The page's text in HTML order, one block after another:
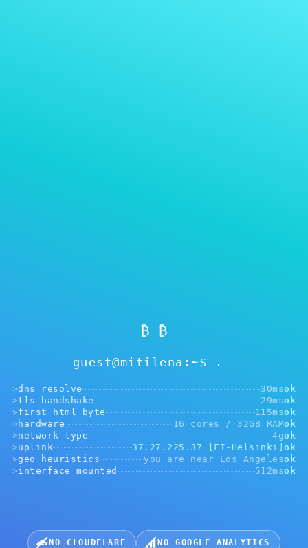
₿ ₿
guest@mitilena:~$
>dns resolve 30msok
>tls handshake 29msok
>first html byte 115msok
> hardware 16 cores / 32GB RAMok
>network type 4gok
>uplink 37.27.225.37 [FI-Helsinki]ok
>geo heuristics you are near Los Angelesok
>interface mounted 512msok
NO CLOUDFLARE NO GOOGLE ANALYTICS
选择用于收款的加密货币：
USDT, TRC20 USDT, BEP20 USDT, ERC20
BTC, Bitcoin VMT, Mitilena TRX, Tron